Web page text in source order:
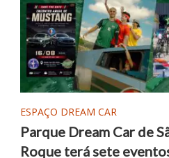
ESPAÇO DREAM CAR
Parque Dream Car de
Roque terá sete